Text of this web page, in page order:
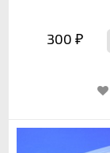
300 ₽